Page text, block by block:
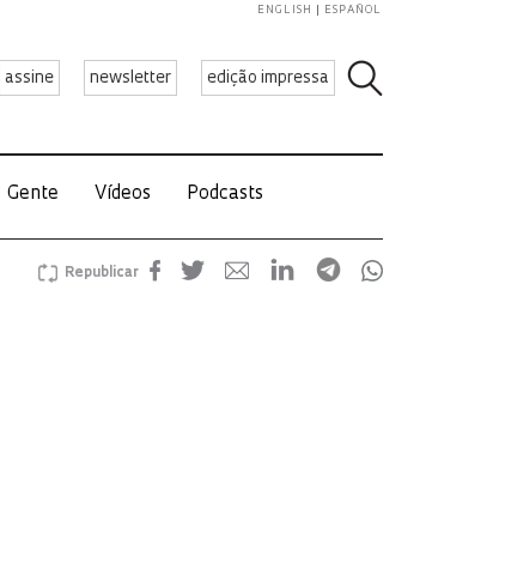
assine newsletter edição impressa
ENGLISH ESPAÑOL
Gente Vídeos Podcasts
Republicar